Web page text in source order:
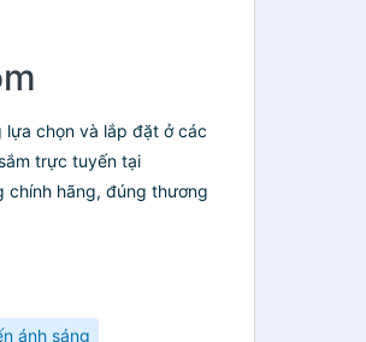
chọn và lắp đặt ở các
trực tuyến tại
chính hãng, đúng thương
ánh sáng